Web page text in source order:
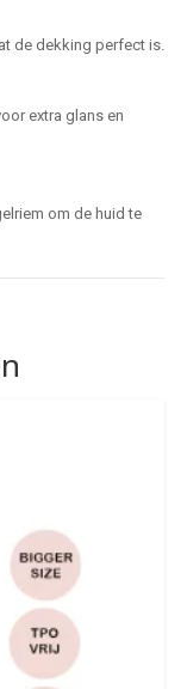
de dekking perfect is.
extra glans en
om de huid te